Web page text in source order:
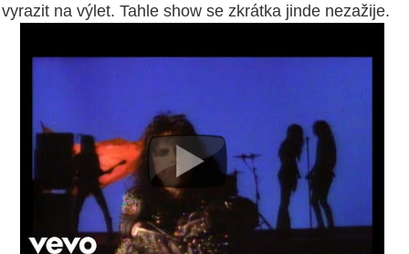
vyrazit na výlet. Tahle show se zkrátka jinde nezažije.